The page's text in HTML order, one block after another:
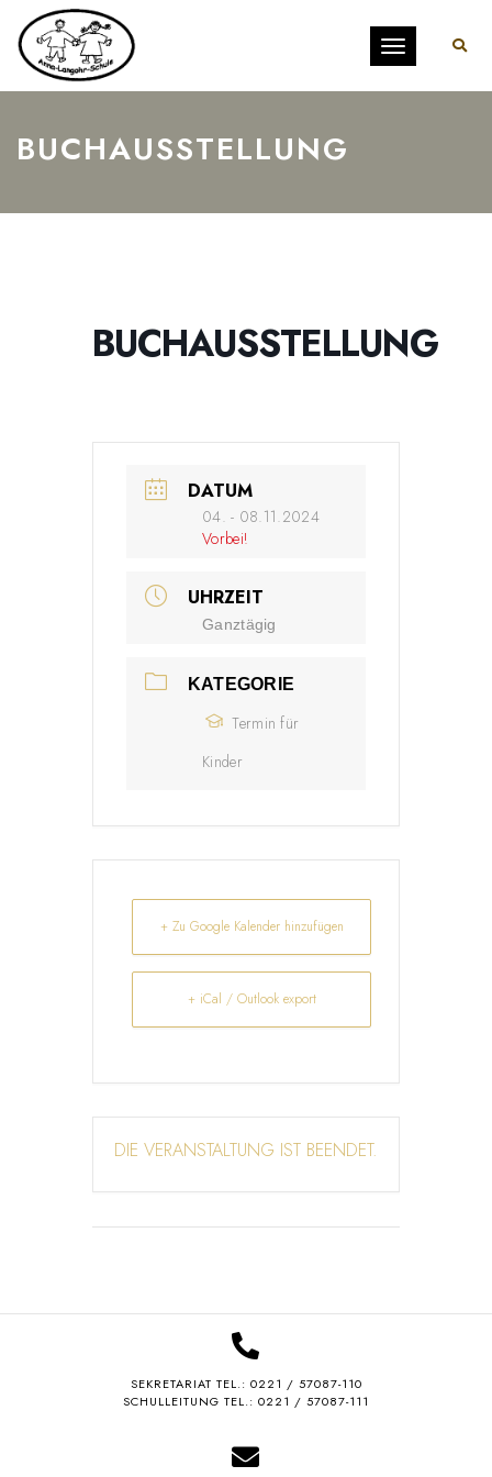
Toggle
BUCHAUSSTELLUNG
BUCHAUSSTELLUNG
DATUM
04. - 08.11.2024
Vorbei!
UHRZEIT
Ganztägig
KATEGORIE
Termin für
Kinder
+ Zu Google Kalender hinzufügen
+ iCal / Outlook export
DIE VERANSTALTUNG IST BEENDET.
SEKRETARIAT TEL.: 0221 / 57087-110
SCHULLEITUNG TEL.: 0221 / 57087-111